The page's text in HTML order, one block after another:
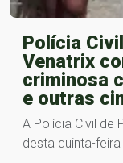
Polícia
Venatrix
criminosa
e outras
A Polícia Civil de
desta quinta-